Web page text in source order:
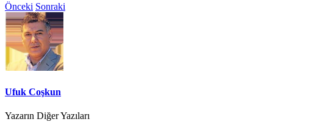
Önceki Sonraki
Ufuk Coşkun
Yazarın Diğer Yazıları